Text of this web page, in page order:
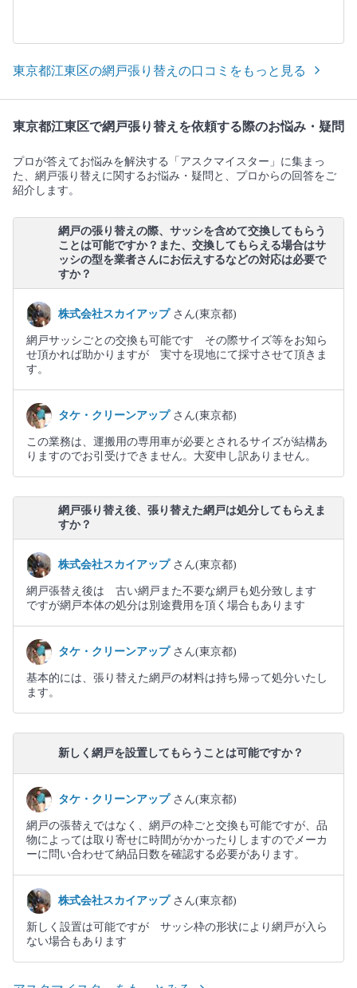
東京都江東区の網戸張り替えの口コミをもっと見る
東京都江東区で網戸張り替えを依頼する際のお悩み・疑問
プロが答えてお悩みを解決する「アスクマイスター」に集まっ
た、網戸張り替えに関するお悩み・疑問と、プロからの回答をご
紹介します。
網戸の張り替えの際、サッシを含めて交換してもらう
ことは可能ですか？また、交換してもらえる場合はサ
ッシの型を業者さんにお伝えするなどの対応は必要で
すか？
株式会社スカイアップ さん(東京都)
網戸サッシごとの交換も可能です その際サイズ等をお知ら
せ頂かれば助かりますが 実寸を現地にて採寸させて頂きま
す。
タケ・クリーンアップ さん(東京都)
この業務は、運搬用の専用車が必要とされるサイズが結構あ
りますのでお引受けできません。大変申し訳ありません。
網戸張り替え後、張り替えた網戸は処分してもらえま
すか？
株式会社スカイアップ さん(東京都)
網戸張替え後は 古い網戸また不要な網戸も処分致します
ですが網戸本体の処分は別途費用を頂く場合もあります
タケ・クリーンアップ さん(東京都)
基本的には、張り替えた網戸の材料は持ち帰って処分いたし
ます。
新しく網戸を設置してもらうことは可能ですか？
タケ・クリーンアップ さん(東京都)
網戸の張替えではなく、網戸の枠ごと交換も可能ですが、品
物によっては取り寄せに時間がかかったりしますのでメーカ
ーに問い合わせて納品日数を確認する必要があります。
株式会社スカイアップ さん(東京都)
新しく設置は可能ですが サッシ枠の形状により網戸が入ら
ない場合もあります